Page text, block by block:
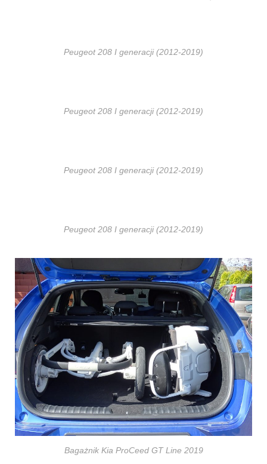
Peugeot 208 I generacji (2012-2019)
Peugeot 208 I generacji (2012-2019)
Peugeot 208 I generacji (2012-2019)
Peugeot 208 I generacji (2012-2019)
Bagażnik Kia ProCeed GT Line 2019